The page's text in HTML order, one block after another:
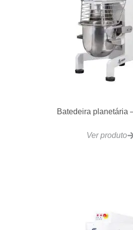
Ver produto